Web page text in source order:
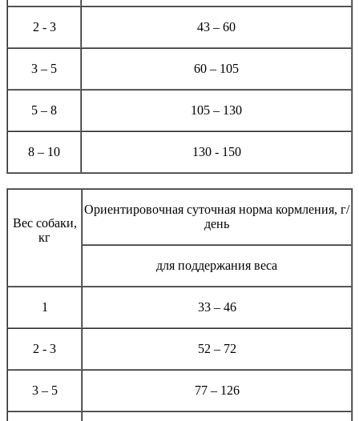
2 - 3 43 – 60
3 – 5 60 – 105
5 – 8 105 – 130
8 – 10 130 - 150
Вес собаки,
кг
Ориентировочная суточная норма кормления, г/
день
для поддержания веса
1 33 – 46
2 - 3 52 – 72
3 – 5 77 – 126